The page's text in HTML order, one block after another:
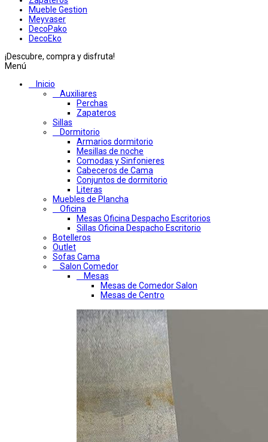
Mueble Gestion
Meyvaser
DecoPako
DecoEko
¡Descubre, compra y disfruta!
Menú
Inicio
Auxiliares
Perchas
Zapateros
Sillas
Dormitorio
Armarios dormitorio
Mesillas de noche
Comodas y Sinfonieres
Cabeceros de Cama
Conjuntos de dormitorio
Literas
Muebles de Plancha
Oficina
Mesas Oficina Despacho Escritorios
Sillas Oficina Despacho Escritorio
Botelleros
Outlet
Sofas Cama
Salon Comedor
Mesas
Mesas de Comedor Salon
Mesas de Centro